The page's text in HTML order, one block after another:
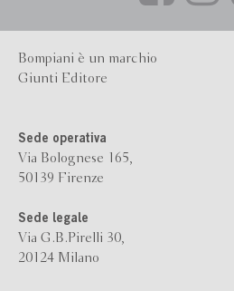
Bompiani è un marchio
Giunti Editore
Sede operativa
Via Bolognese 165,
50139 Firenze
Sede legale
Via G.B.Pirelli 30,
20124 Milano